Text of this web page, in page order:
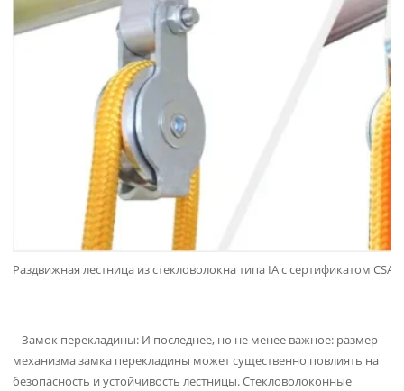
Раздвижная лестница из стекловолокна типа IA с сертификатом CSA
– Замок перекладины: И последнее, но не менее важное: размер
механизма замка перекладины может существенно повлиять на
безопасность и устойчивость лестницы. Стекловолоконные